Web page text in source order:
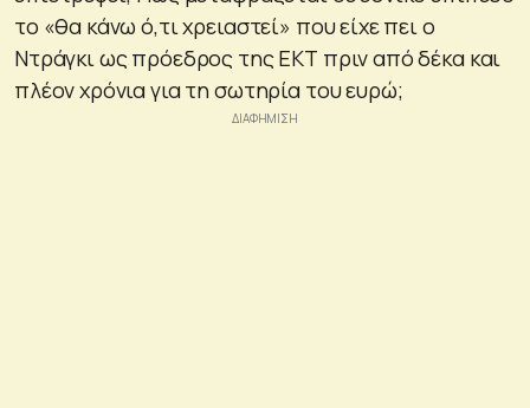
το «θα κάνω ό,τι χρειαστεί» που είχε πει ο
Ντράγκι ως πρόεδρος της ΕΚΤ πριν από δέκα και
πλέον χρόνια για τη σωτηρία του ευρώ;